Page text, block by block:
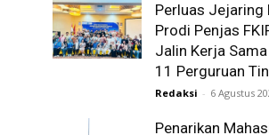
Perluas Jejaring
Prodi Penjas
Jalin Kerja
11 Perguruan
Redaksi - 6 Agustus
Penarikan